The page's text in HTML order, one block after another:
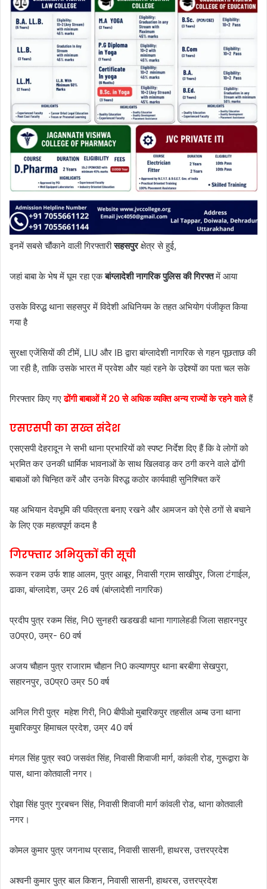
इनमें सबसे चौंकाने वाली गिरफ्तारीसहसपुरक्षेत्र से हुई,
जहां बाबा के भेष में घूम रहा एकबांग्लादेशी नागरिक पुलिस की गिरफ्तमें आया
उसके विरुद्ध थाना सहसपुर में विदेशी अधिनियम के तहत अभियोग पंजीकृत किया
गया है
सुरक्षा एजेंसियों की टीमें, LIU और IB द्वारा बांग्लादेशी नागरिक से गहन पूछताछ की
जा रही है, ताकि उसके भारत में प्रवेश और यहां रहने के उद्देश्यों का पता चल सके
गिरफ्तार किए गएढोंगी बाबाओं में 20 से अधिक व्यक्ति अन्य राज्यों के रहने वाले हैं
एसएसपी का सख्त संदेश
एसएसपी देहरादून ने सभी थाना प्रभारियों को स्पष्ट निर्देश दिए हैं कि वे लोगों को
भ्रमित कर उनकी धार्मिक भावनाओं के साथ खिलवाड़ कर ठगी करने वाले ढोंगी
बाबाओं को चिन्हित करें और उनके विरुद्ध कठोर कार्यवाही सुनिश्चित करें
यह अभियान देवभूमि की पवित्रता बनाए रखने और आमजन को ऐसे ठगों से बचाने
के लिए एक महत्वपूर्ण कदम है
गिरफ्तार अभियुक्तों की सूची
रूकन रकम उर्फ शाह आलम, पुत्र आबूर, निवासी ग्राम साखीपुर, जिला टंगाईल,
ढाका, बांग्लादेश, उम्र 26 वर्ष (बांग्लादेशी नागरिक)
प्रदीप पुत्र रकम सिंह, नि0 सुनहरी खडखडी थाना गागालेहडी जिला सहारनपुर
उ0प्र0, उम्र- 60 वर्ष
अजय चौहान पुत्र राजाराम चौहान नि0 कल्याणपुर थाना बरबीगा सेखपुरा,
सहारनपुर, उ0प्र0 उम्र 50 वर्ष
अनिल गिरी पुत्र महेश गिरी, नि0 बीपीओ मुबारिकपुर तहसील अम्ब उना थाना
मुबारिकपुर हिमाचल प्रदेश, उम्र 40 वर्ष
मंगल सिंह पुत्र स्व0 जसवंत सिंह, निवासी शिवाजी मार्ग, कांवली रोड, गुरूद्वारा के
पास, थाना कोतवाली नगर।
रोझा सिंह पुत्र गुरबचन सिंह, निवासी शिवाजी मार्ग कांवली रोड, थाना कोतवाली
नगर।
कोमल कुमार पुत्र जगनाथ प्रसाद, निवासी सासनी, हाथरस, उत्तरप्रदेश
अश्वनी कुमार पुत्र बाल किशन, निवासी सासनी, हाथरस, उत्तरप्रदेश